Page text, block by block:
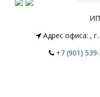
ИП
Адрес офиса: ,
+7 (901)